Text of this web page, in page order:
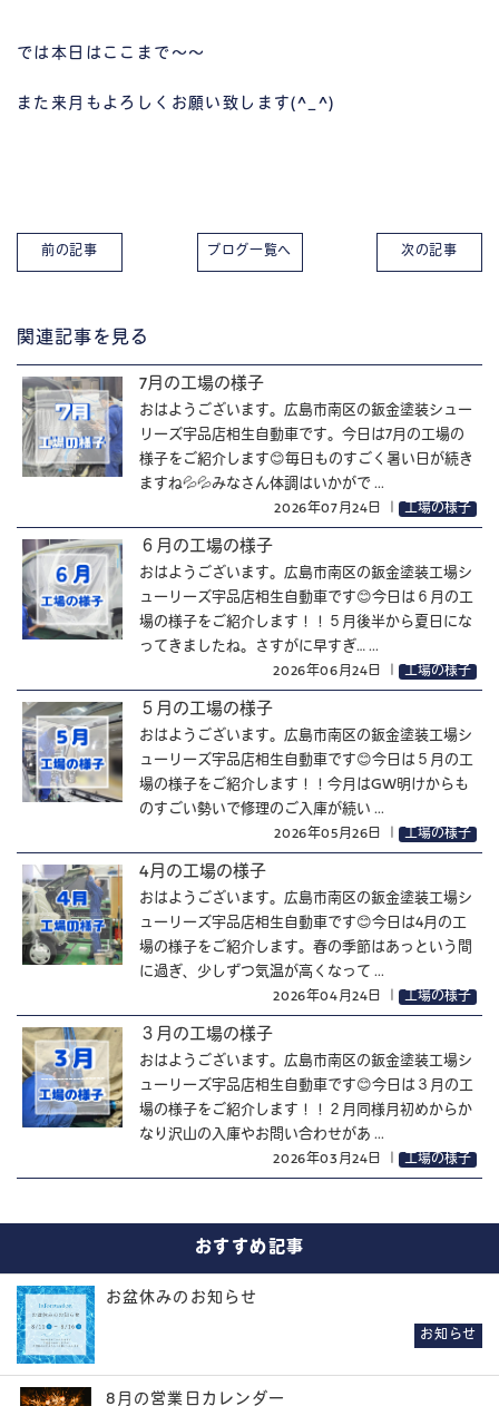
では本日はここまで～～
また来月もよろしくお願い致します(^_^)
前の記事 ブログ一覧へ 次の記事
関連記事を見る
7月の工場の様子
おはようございます。広島市南区の鈑金塗装シュー
リーズ宇品店相生自動車です。今日は7月の工場の
様子をご紹介します😊毎日ものすごく暑い日が続き
ますね💦💦みなさん体調はいかがで ...
2026年07月24日 工場の様子
６月の工場の様子
おはようございます。広島市南区の鈑金塗装工場シ
ューリーズ宇品店相生自動車です😊今日は６月の工
場の様子をご紹介します！！５月後半から夏日にな
ってきましたね。さすがに早すぎ… ...
2026年06月24日 工場の様子
５月の工場の様子
おはようございます。広島市南区の鈑金塗装工場シ
ューリーズ宇品店相生自動車です😊今日は５月の工
場の様子をご紹介します！！今月はGW明けからも
のすごい勢いで修理のご入庫が続い ...
2026年05月26日 工場の様子
4月の工場の様子
おはようございます。広島市南区の鈑金塗装工場シ
ューリーズ宇品店相生自動車です😊今日は4月の工
場の様子をご紹介します。春の季節はあっという間
に過ぎ、少しずつ気温が高くなって ...
2026年04月24日 工場の様子
３月の工場の様子
おはようございます。広島市南区の鈑金塗装工場シ
ューリーズ宇品店相生自動車です😊今日は３月の工
場の様子をご紹介します！！２月同様月初めからか
なり沢山の入庫やお問い合わせがあ ...
2026年03月24日 工場の様子
おすすめ記事
お盆休みのお知らせ
お知らせ
8月の営業日カレンダー